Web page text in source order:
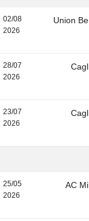
02/08
2026
Union
28/07
2026
23/07
2026
25/05
2026
AC